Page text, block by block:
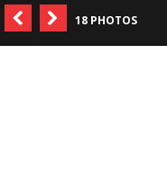
18 PHOTOS